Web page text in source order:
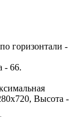
горизонтали -
- 66.
Высота -